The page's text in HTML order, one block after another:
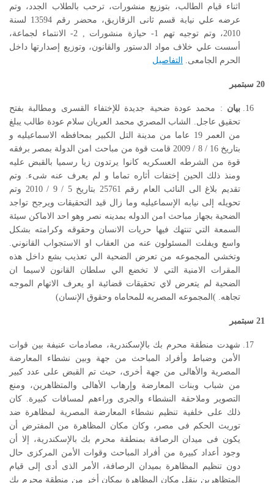
اثناء قيام الطالب، بتوزيع منشورات، ترحب بالطلاب الجدد، وتم
عرضه علي نيابة قسم ثانى الزقازيق، محضر رقم 13594 لسنة
2010، وتم توجيه تهم 1- حيازة منشورات , 2- الانتماء لجماعة،
أسست علي خلاف مواد الدستور والقانون، وتوزيع إصدارتها داخل
الحرم الجامعى.
التفاصيل
20 سبتمبر
بيان : محمد عودة ضحية جديدة للإختفاء القسرى ومطالبة بفتح
تحقيق عاجل. الشاب المصري محمد العريان سلام عودة طالب يبلغ
من العمر 19 عاما من مدينة التل الكبير بمحافظه الاسماعيليه و
بتاريخ 16 / 8 / 2009 قامت قوة من مباحث امن الدولة بمصر برفقه
قوة من الشرطه العسكريه كانوا يرتدون زيا رسميا بالقبض عليه
ومنذ ذلك الحين إختفات أثاره تماما و لم يعرف عنه شىء. وتم
تقديم بلاغ الى النائب العام رقم 25761 بتاريخ 5 / 9 / 2010 وتم
تحويله إلى نيابه الإسماعيليه وما زال قيد التحقيقات ويرجح تواجد
الضحية بجهاز مباحث امن الدوله بمدينه نصر وهو احد الاماكن سيئة
السمعة التي تنتهك فيها حريات الانسان وحقوقه وكرامته بشكل
واسع ويفلت المسئولون عنه من العقاب او الاستجواب القانوني.
وتخشي المجموعه من تعرض الضحية الي تعذيب بشع داخل هذه
المقرات الامنية التي لا تخضع الي سلطان القانون لاسيما ان
الضحية لم يتعرض لاي تحقيقات قضائية او يعرف الاتهام الموجه
تجاهه. )المجموعه المصريه للمحاماه وحقوق الإنسان)
21 سبتمبر
شهدت منطقة محرم بك بالإسكندرية، مصادمات عنيفة بين قوات
الأمن وضباط وأفراد المباحث من جهة وبين نشطاء المعارضة
المصرية والأهالى من جهة أخرى، حيث تم القبض على عدد كبير
من شباب وبنات المعارضة وإرهاب الأهالى والمتظاهرين، ومنع
التصوير وملاحقة النشطاء والجرى وراءهم لمسافات كبيرة. كان
ذلك على خلفية تنظيم نشطاء المعارضة المصرية لمظاهرة ضد
توريث الحكم فى مصر، وكان مكان المظاهرة من المفترض أن
يكون فى ميدان الرصافة بمنطقة محرم بك بالإسكندرية، إلا أن
وجود أعداد كبيرة من أفراد المباحث وقوات الأمن المركزى حال
دون تنظيم المظاهرة بميدان الرصافة، الأمر الذى أدى إلى قيام
المتظاهرين بنقل مكان المظاهرة بمكان أخر من منطقة محرم بك